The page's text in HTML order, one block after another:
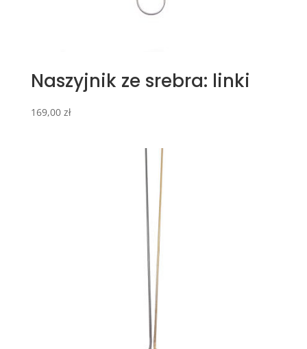
Naszyjnik ze srebra: linki
169,00 zł